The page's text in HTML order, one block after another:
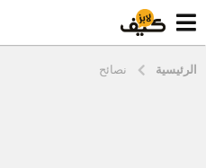
الرئيسية نصائح